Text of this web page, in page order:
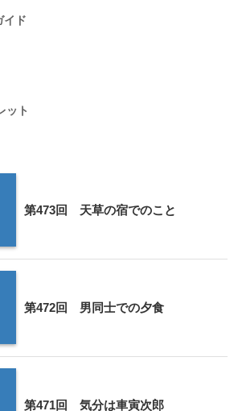
イド
ット
第473回 天草の宿でのこと
第472回 男同士での夕食
第471回 気分は車寅次郎